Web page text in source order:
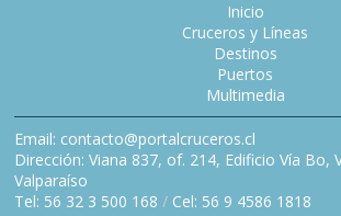
Inicio
Cruceros y Líneas
Destinos
Puertos
Multimedia
Email: contacto@portalcruceros.cl
Dirección: Viana 837, of. 214, Edificio Vía Bo,
Valparaíso
Tel: 56 32 3 500 168 / Cel: 56 9 4586 1818